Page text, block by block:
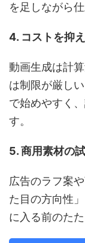
を足しながら
4. コストを抑
動画生成は計
は制限が厳し
で始めやすく
す。
5. 商用素材の
広告のラフ案
た目の方向性
に入る前のた